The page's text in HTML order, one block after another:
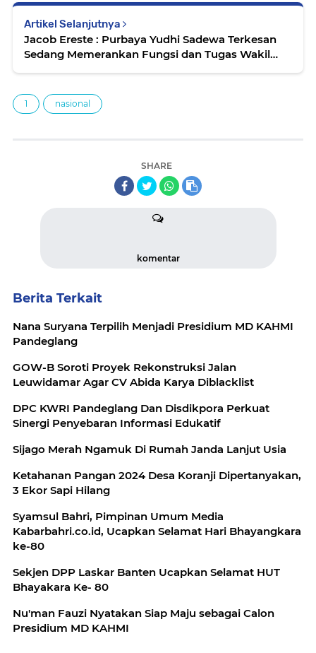
Artikel Selanjutnya
Jacob Ereste : Purbaya Yudhi Sadewa Terkesan
Sedang Memerankan Fungsi dan Tugas Wakil
1 nasional
SHARE
komentar
Berita Terkait
Nana Suryana Terpilih Menjadi Presidium MD KAHMI
Pandeglang
GOW-B Soroti Proyek Rekonstruksi Jalan
Leuwidamar Agar CV Abida Karya Diblacklist
DPC KWRI Pandeglang Dan Disdikpora Perkuat
Sinergi Penyebaran Informasi Edukatif
Sijago Merah Ngamuk Di Rumah Janda Lanjut Usia
Ketahanan Pangan 2024 Desa Koranji Dipertanyakan,
3 Ekor Sapi Hilang
Syamsul Bahri, Pimpinan Umum Media
Kabarbahri.co.id, Ucapkan Selamat Hari Bhayangkara
ke-80
Sekjen DPP Laskar Banten Ucapkan Selamat HUT
Bhayakara Ke- 80
Nu'man Fauzi Nyatakan Siap Maju sebagai Calon
Presidium MD KAHMI